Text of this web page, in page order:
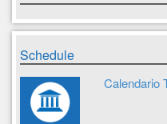
Schedule
Calendario